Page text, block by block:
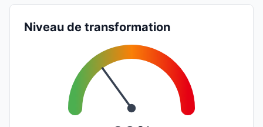
Niveau de transformation